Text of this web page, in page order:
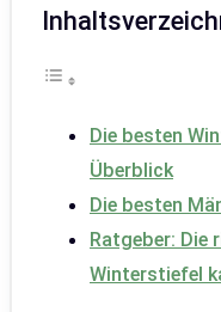
Die besten
Überblick
Die besten
Ratgeber: Die
Winterstiefel